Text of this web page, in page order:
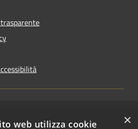
Copyright © 2026 • Comune di×
web utilizza cookie